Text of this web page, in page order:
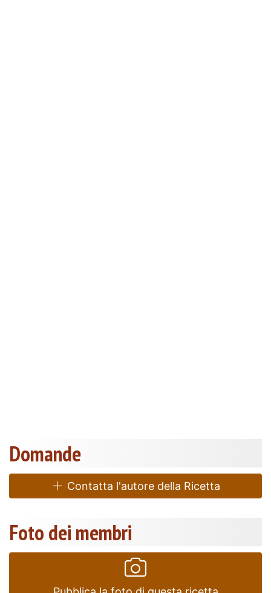
Domande
Contatta l'autore della Ricetta
Foto dei membri